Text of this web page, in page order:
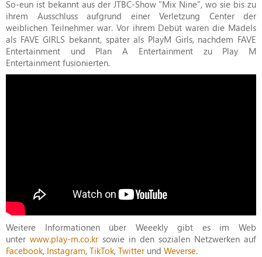
So-eun ist bekannt aus der JTBC-Show "Mix Nine", wo sie bis zu
ihrem Ausschluss aufgrund einer Verletzung Center der
weiblichen Teilnehmer war. Vor ihrem Debüt waren die Mädels
als FAVE GIRLS bekannt, später als PlayM Girls, nachdem FAVE
Entertainment und Plan A Entertainment zu Play M
Entertainment fusionierten.
Weitere Informationen über Weeekly gibt es im Web
unter www.play-m.co.krsowie in den sozialen Netzwerken auf
Facebook, Instagram, TikTok, Twitterund Weverse.